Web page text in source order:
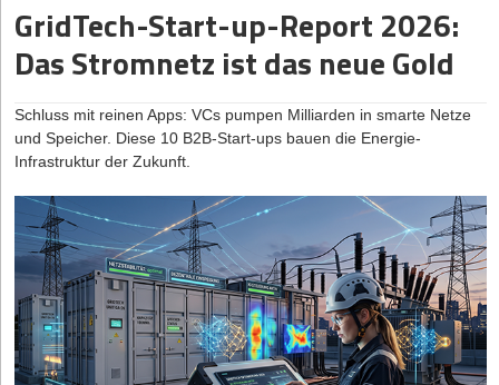
GridTech-Start-up-Report 2026:
Das Stromnetz ist das neue Gold
Schluss mit reinen Apps: VCs pumpen Milliarden in smarte Netze
und Speicher. Diese 10 B2B-Start-ups bauen die Energie-
Infrastruktur der Zukunft.